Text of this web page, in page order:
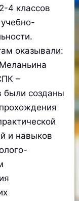
4 классов
оказывали:
–
были созданы
и навыков